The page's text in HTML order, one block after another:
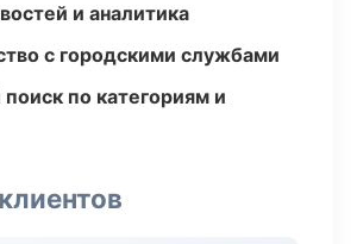
и аналитика
с городскими службами
по категориям и